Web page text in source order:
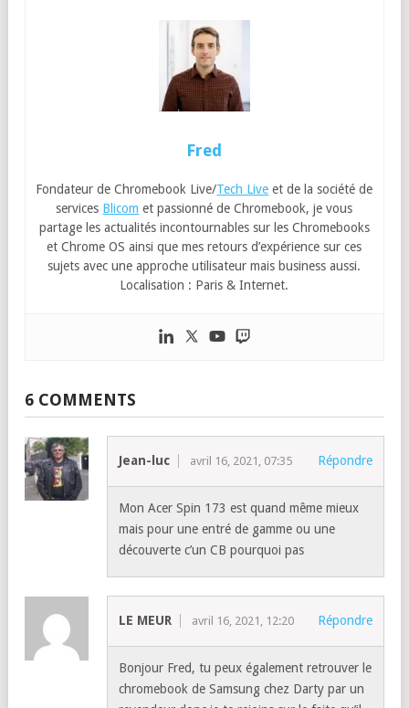
Fred
Fondateur de Chromebook Live/Tech Live et de la société de
services Blicom et passionné de Chromebook, je vous
partage les actualités incontournables sur les Chromebooks
et Chrome OS ainsi que mes retours d’expérience sur ces
sujets avec une approche utilisateur mais business aussi.
Localisation : Paris & Internet.
6 COMMENTS
Jean-luc avril 16, 2021, 07:35 Répondre
Mon Acer Spin 173 est quand même mieux
mais pour une entré de gamme ou une
découverte c’un CB pourquoi pas
LE MEUR avril 16, 2021, 12:20 Répondre
Bonjour Fred, tu peux également retrouver le
chromebook de Samsung chez Darty par un